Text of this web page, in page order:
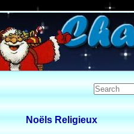
Noëls Religieux